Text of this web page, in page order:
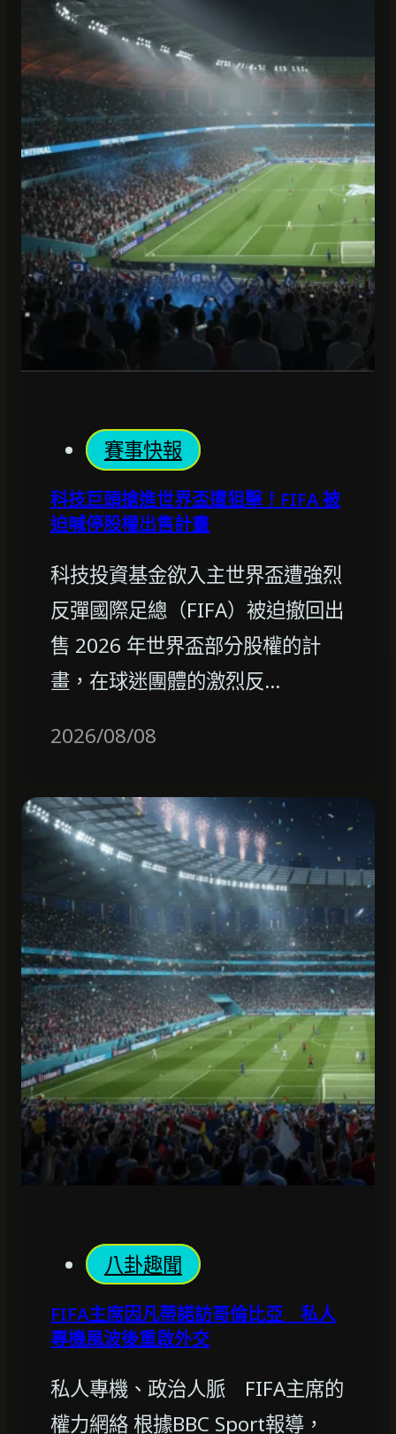
賽事快報
科技巨頭搶進世界盃遭狙擊！FIFA 被
迫喊停股權出售計畫
科技投資基金欲入主世界盃遭強烈
反彈國際足總（FIFA）被迫撤回出
售 2026 年世界盃部分股權的計
畫，在球迷團體的激烈反…
2026/08/08
八卦趣聞
FIFA主席因凡蒂諾訪哥倫比亞 私人
專機風波後重啟外交
私人專機、政治人脈 FIFA主席的
權力網絡 根據BBC Sport報導，